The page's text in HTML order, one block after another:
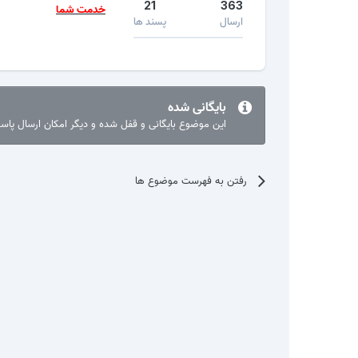
363
ارسال
21
پسند ها
خدمت شما
بایگانی شده
این موضوع بایگانی و قفل شده و دیگر امکان ارسال
رفتن به فهرست موضوع ها